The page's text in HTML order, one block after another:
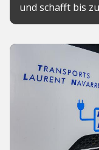
und schafft bis